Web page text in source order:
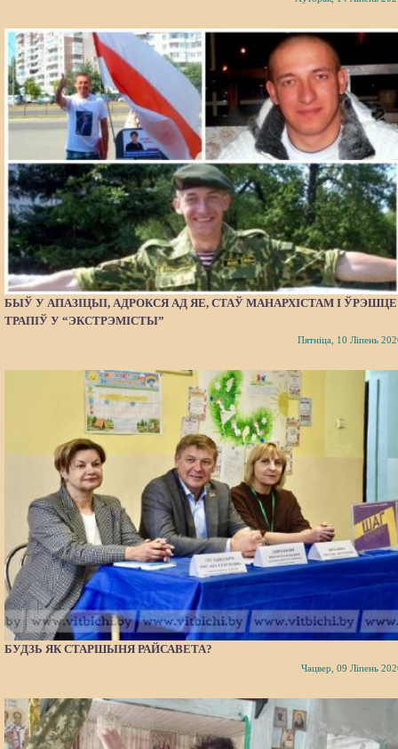
БЫЎ У АПАЗІЦЫІ, АДРОКСЯ АД ЯЕ, СТАЎ МАНАРХІСТАМ І ЎРЭШЦЕ
ТРАПІЎ У “ЭКСТРЭМІСТЫ”
Пятніца, 10 Ліпень
БУДЗЬ ЯК СТАРШЫНЯ РАЙСАВЕТА?
Чацвер, 09 Ліпень